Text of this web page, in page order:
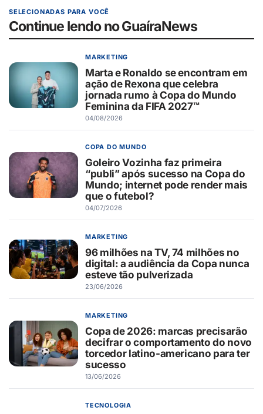
SELECIONADAS PARA VOCÊ
Continue lendo no GuaíraNews
MARKETING
Marta e Ronaldo se encontram em
ação de Rexona que celebra
jornada rumo à Copa do Mundo
Feminina da FIFA 2027™
04/08/2026
COPA DO MUNDO
Goleiro Vozinha faz primeira
“publi” após sucesso na Copa do
Mundo; internet pode render mais
que o futebol?
04/07/2026
MARKETING
96 milhões na TV, 74 milhões no
digital: a audiência da Copa nunca
esteve tão pulverizada
23/06/2026
MARKETING
Copa de 2026: marcas precisarão
decifrar o comportamento do novo
torcedor latino-americano para ter
sucesso
13/06/2026
TECNOLOGIA